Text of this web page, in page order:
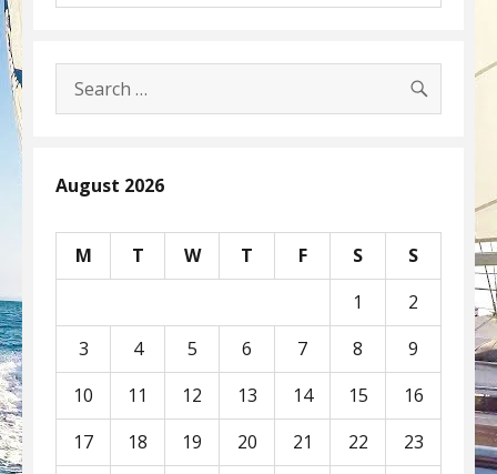
Search
for:
August 2026
M T W T F S
S
1
2
3
4 5 6 7 8
9
10
11 12 13 14 15
16
17
18 19 20 21 22
23